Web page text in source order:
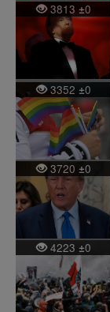
3813±0
3352 ±0
3720 ±0
4223 ±0